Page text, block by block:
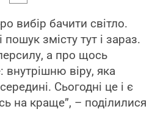
вибір бачити світло.
змісту тут і зараз.
а про щось
внутрішню віру, яка
Сьогодні це і є
на краще”, – поділилися